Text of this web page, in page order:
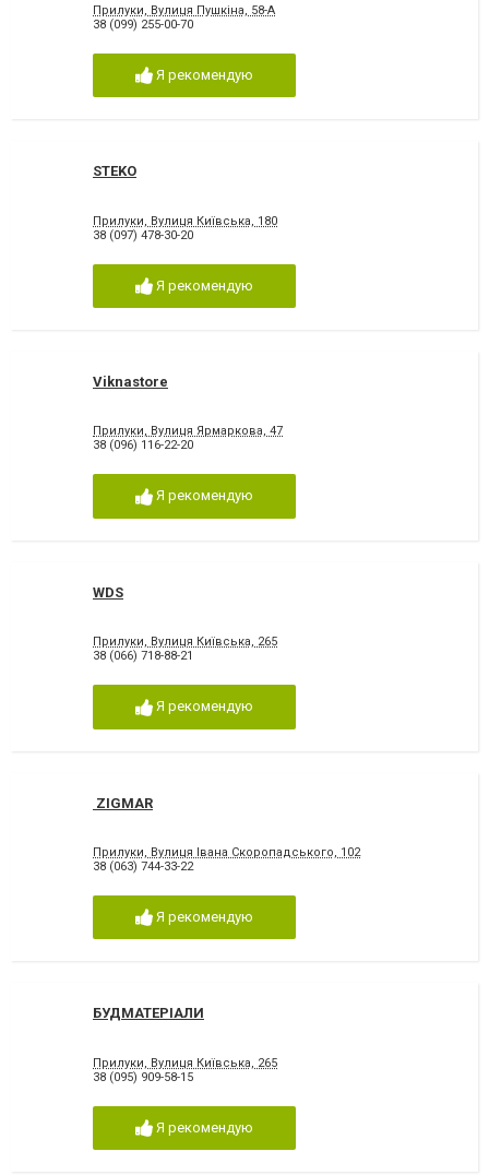
Прилуки, Вулиця Пушкіна, 58-А
38 (099) 255-00-70
Я рекомендую
STEKO
Прилуки, Вулиця Київська, 180
38 (097) 478-30-20
Я рекомендую
Viknastore
Прилуки, Вулиця Ярмаркова, 47
38 (096) 116-22-20
Я рекомендую
WDS
Прилуки, Вулиця Київська, 265
38 (066) 718-88-21
Я рекомендую
ZIGMAR
Прилуки, Вулиця Івана Скоропадського, 102
38 (063) 744-33-22
Я рекомендую
БУДМАТЕРІАЛИ
Прилуки, Вулиця Київська, 265
38 (095) 909-58-15
Я рекомендую